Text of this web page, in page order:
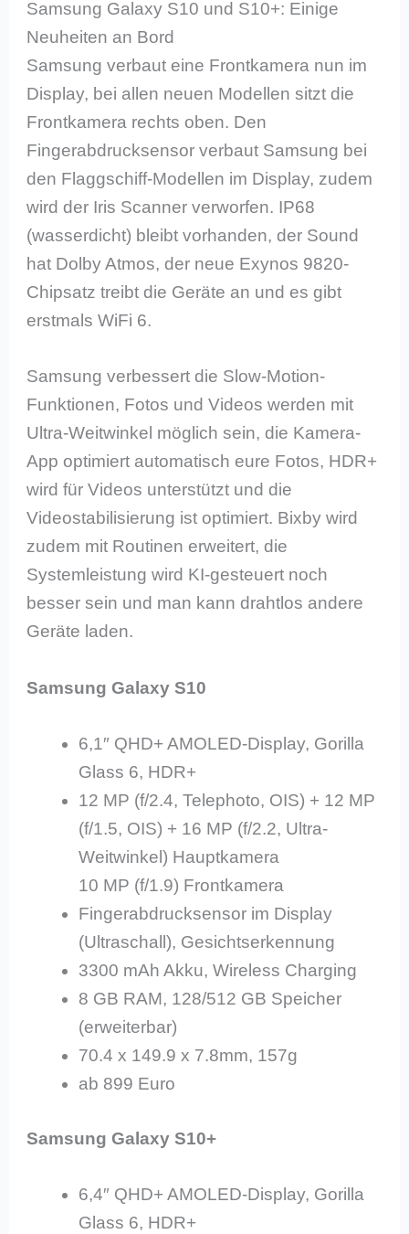
Samsung Galaxy S10 und S10+: Einige
Neuheiten an Bord
Samsung verbaut eine Frontkamera nun im
Display, bei allen neuen Modellen sitzt die
Frontkamera rechts oben. Den
Fingerabdrucksensor verbaut Samsung bei
den Flaggschiff-Modellen im Display, zudem
wird der Iris Scanner verworfen. IP68
(wasserdicht) bleibt vorhanden, der Sound
hat Dolby Atmos, der neue Exynos 9820-
Chipsatz treibt die Geräte an und es gibt
erstmals WiFi 6.
Samsung verbessert die Slow-Motion-
Funktionen, Fotos und Videos werden mit
Ultra-Weitwinkel möglich sein, die Kamera-
App optimiert automatisch eure Fotos, HDR+
wird für Videos unterstützt und die
Videostabilisierung ist optimiert. Bixby wird
zudem mit Routinen erweitert, die
Systemleistung wird KI-gesteuert noch
besser sein und man kann drahtlos andere
Geräte laden.
Samsung Galaxy S10
6,1″ QHD+ AMOLED-Display, Gorilla
Glass 6, HDR+
12 MP (f/2.4, Telephoto, OIS) + 12 MP
(f/1.5, OIS) + 16 MP (f/2.2, Ultra-
Weitwinkel) Hauptkamera
10 MP (f/1.9) Frontkamera
Fingerabdrucksensor im Display
(Ultraschall), Gesichtserkennung
3300 mAh Akku, Wireless Charging
8 GB RAM, 128/512 GB Speicher
(erweiterbar)
70.4 x 149.9 x 7.8mm, 157g
ab 899 Euro
Samsung Galaxy S10+
6,4″ QHD+ AMOLED-Display, Gorilla
Glass 6, HDR+